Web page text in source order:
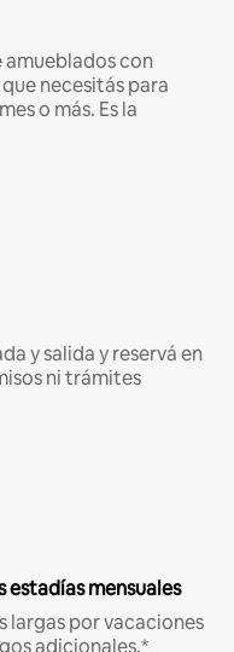
con
necesitás para
o más. Es la
y salida y reservá en
ni trámites
estadías mensuales
largas por vacaciones
adicionales.*